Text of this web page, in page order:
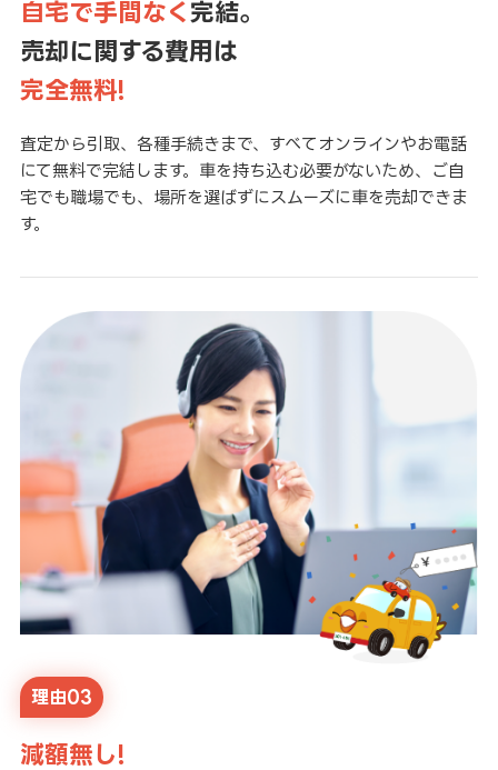
自宅で手間なく 完結。
売却に関する費用は
完全無料!
査定から引取、各種手続きまで、すべてオンラインやお電話
にて無料で完結します。車を持ち込む必要がないため、ご自
宅でも職場でも、場所を選ばずにスムーズに車を売却できま
す。
理由03
減額無し!